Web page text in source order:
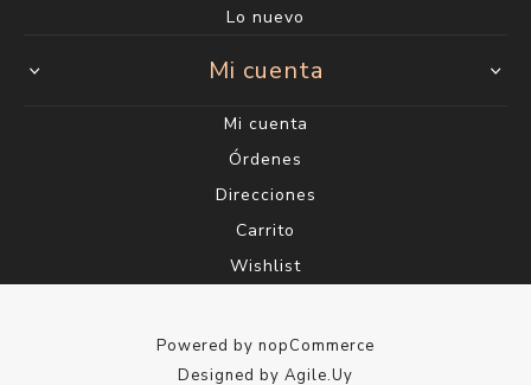
Lo nuevo
Mi cuenta
Mi cuenta
Órdenes
Direcciones
Carrito
Wishlist
Powered by nopCommerce
Designed by Agile.Uy